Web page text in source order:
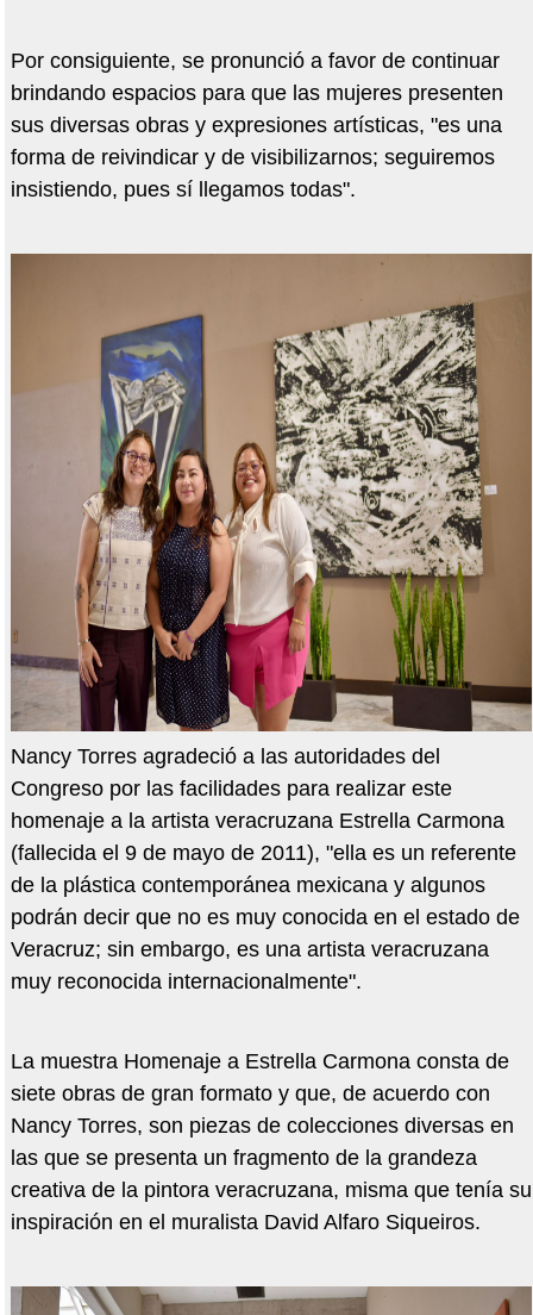
Por consiguiente, se pronunció a favor de continuar
brindando espacios para que las mujeres presenten
sus diversas obras y expresiones artísticas, "es una
forma de reivindicar y de visibilizarnos; seguiremos
insistiendo, pues sí llegamos todas".
Nancy Torres agradeció a las autoridades del
Congreso por las facilidades para realizar este
homenaje a la artista veracruzana Estrella Carmona
(fallecida el 9 de mayo de 2011), "ella es un referente
de la plástica contemporánea mexicana y algunos
podrán decir que no es muy conocida en el estado de
Veracruz; sin embargo, es una artista veracruzana
muy reconocida internacionalmente".
La muestra Homenaje a Estrella Carmona consta de
siete obras de gran formato y que, de acuerdo con
Nancy Torres, son piezas de colecciones diversas en
las que se presenta un fragmento de la grandeza
creativa de la pintora veracruzana, misma que tenía su
inspiración en el muralista David Alfaro Siqueiros.